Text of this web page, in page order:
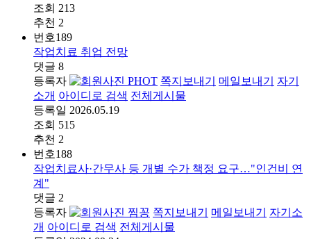
조회 213
추천 2
번호189
작업치료 취업 전망
댓글 8
등록자
PHOT 쪽지보내기 메일보내기
자기
소개 아이디로 검색 전체게시물
등록일 2026.05.19
조회 515
추천 2
번호188
작업치료사·간무사 등 개별 수가 책정 요구…"인건비 연
계"
댓글 2
등록자
찜꽁 쪽지보내기 메일보내기
자기소
개 아이디로 검색 전체게시물